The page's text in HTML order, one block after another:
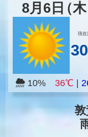
8月 6 日（木
現在
10% 36℃